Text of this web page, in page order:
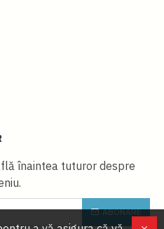
înaintea tuturor despre
ABONARE